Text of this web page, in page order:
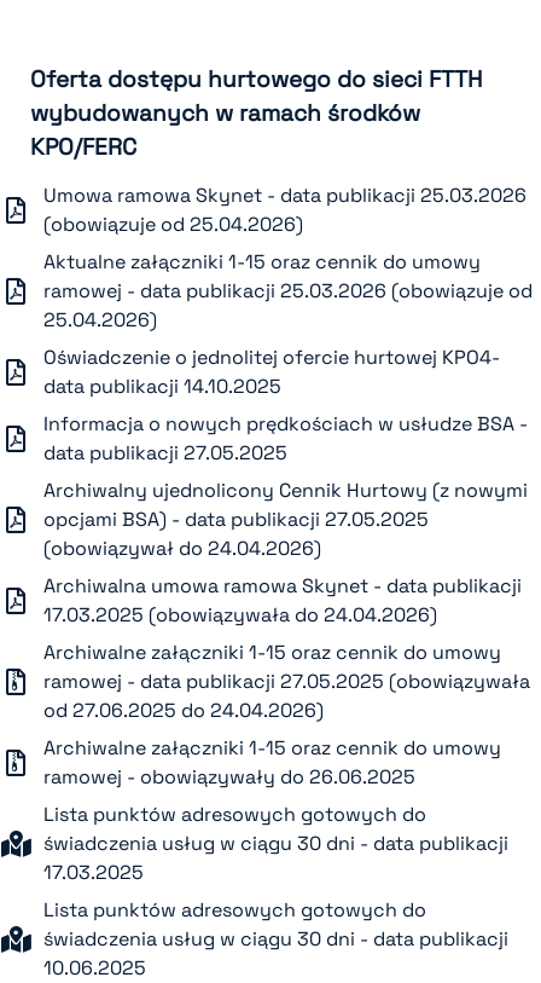
Oferta dostępu hurtowego do sieci FTTH
wybudowanych w ramach środków
KPO/FERC
Umowa ramowa Skynet - data publikacji 25.03.2026
(obowiązuje od 25.04.2026)
Aktualne załączniki 1-15 oraz cennik do umowy
ramowej - data publikacji 25.03.2026 (obowiązuje od
25.04.2026)
Oświadczenie o jednolitej ofercie hurtowej KPO4-
data publikacji 14.10.2025
Informacja o nowych prędkościach w usłudze BSA -
data publikacji 27.05.2025
Archiwalny ujednolicony Cennik Hurtowy (z nowymi
opcjami BSA) - data publikacji 27.05.2025
(obowiązywał do 24.04.2026)
Archiwalna umowa ramowa Skynet - data publikacji
17.03.2025 (obowiązywała do 24.04.2026)
Archiwalne załączniki 1-15 oraz cennik do umowy
ramowej - data publikacji 27.05.2025 (obowiązywała
od 27.06.2025 do 24.04.2026)
Archiwalne załączniki 1-15 oraz cennik do umowy
ramowej - obowiązywały do 26.06.2025
Lista punktów adresowych gotowych do
świadczenia usług w ciągu 30 dni - data publikacji
17.03.2025
Lista punktów adresowych gotowych do
świadczenia usług w ciągu 30 dni - data publikacji
10.06.2025